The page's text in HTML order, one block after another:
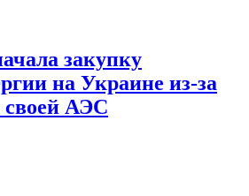
закупку
на Украине из-за
своей АЭС